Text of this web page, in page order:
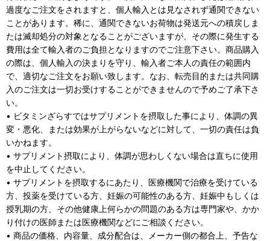
過度なご注文をされますと、個人輸入とは見なされず通関できない
ことがあります。稀に、通関できないお荷物は発送元への積戻しま
たは滅却処分の対象となることがございますが、その際に発生する
費用は全て輸入者のご負担となりますのでご注意下さい。商品購入
の際は、個人輸入の決まりを守り、輸入者ご本人の責任の範囲内
で、適切なご注文をお願い致します。なお、転売目的または共同購
入のご注文は一切お受けすることができませんので予めご了承下さ
い。
• ビタミンざらすではサプリメントを摂取した事により、体調の異
変・悪化、または効果が上がらないなどに対して、一切の責任は負
いかねます。
• サプリメント摂取により、体調が思わしくない場合は直ちに使用
を中止してください。
• サプリメントを摂取するにあたり、医療機関で治療を受けている
方、投薬を受けている方、妊娠の可能性のある方、妊娠中もしくは
授乳期の方、その他健康上何らかの問題のある方は専門家や、かか
り付けの医師または医療機関などにご相談ください。
• 商品の価格、内容量、成分配合は、メーカー側の都合上、予告な